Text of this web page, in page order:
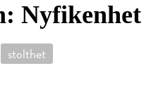
stolthet